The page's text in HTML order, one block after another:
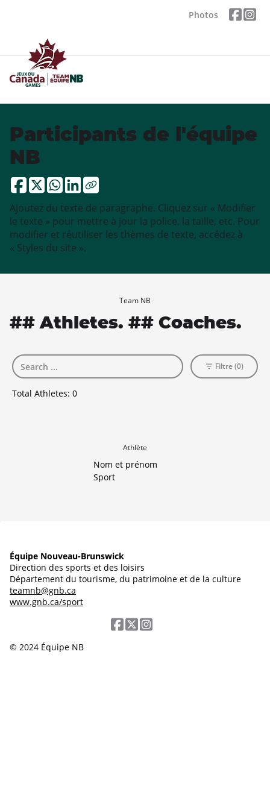
Photos
Participants de l'équipe
NB
Ajoutez du texte de paragraphe. Cliquez sur « Modifier
le texte » pour mettre à jour la police, la taille, etc. Pour
modifier et réutiliser les thèmes de texte, accédez à
« Styles du site ».
Team NB
## Athletes. ## Coaches.
Total Athletes: 0
Filtre (0)
Athlète
Nom et prénom
Sport
Équipe Nouveau-Brunswick
Direction des sports et des loisirs
Département du tourisme, du patrimoine et de la culture
teamnb@gnb.ca
www.gnb.ca/sport
© 2024 Équipe NB